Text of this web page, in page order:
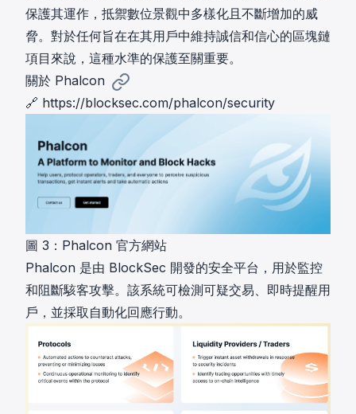
保護其運作，抵禦數位景觀中多樣化且不斷增加的威
脅。對於任何旨在在其用戶中維持誠信和信心的區塊鏈
項目來說，這種水準的保護至關重要。
關於 Phalcon
🔗 https://blocksec.com/phalcon/security
圖 3：Phalcon 官方網站
Phalcon 是由 BlockSec 開發的安全平台，用於監控
和阻斷駭客攻擊。該系統可檢測可疑交易、即時提醒用
戶，並採取自動化回應行動。